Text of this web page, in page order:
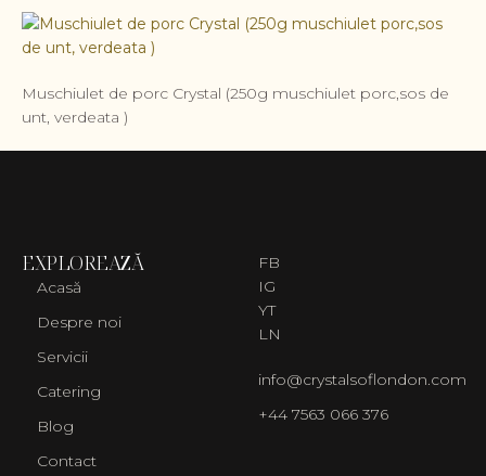
Muschiulet de porc Crystal (250g muschiulet porc,sos de
unt, verdeata )
EXPLOREAZĂ
Acasă
Despre noi
Servicii
Catering
Blog
Contact
FB
IG
YT
LN
info@crystalsoflondon.com
+44 7563 066 376